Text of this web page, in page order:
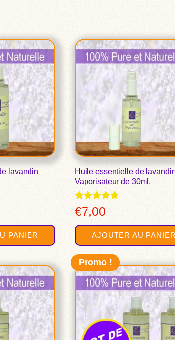
lavandin
PANIER
Huile essentielle de
Vaporisateur de 30ml.
Note
5.00
sur 5
€7,00
AJOUTER AU
Promo !